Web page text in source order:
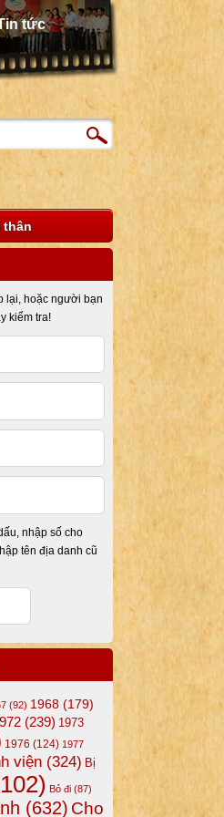
tức
thân
lại, hoặc người bạn
kiểm tra!
nhập số cho
tên địa danh cũ
(92) 1968 (179)
(239) 1973
1976 (124) 1977
viện (324) Bị
Bỏ đi (87)
(632) Cho